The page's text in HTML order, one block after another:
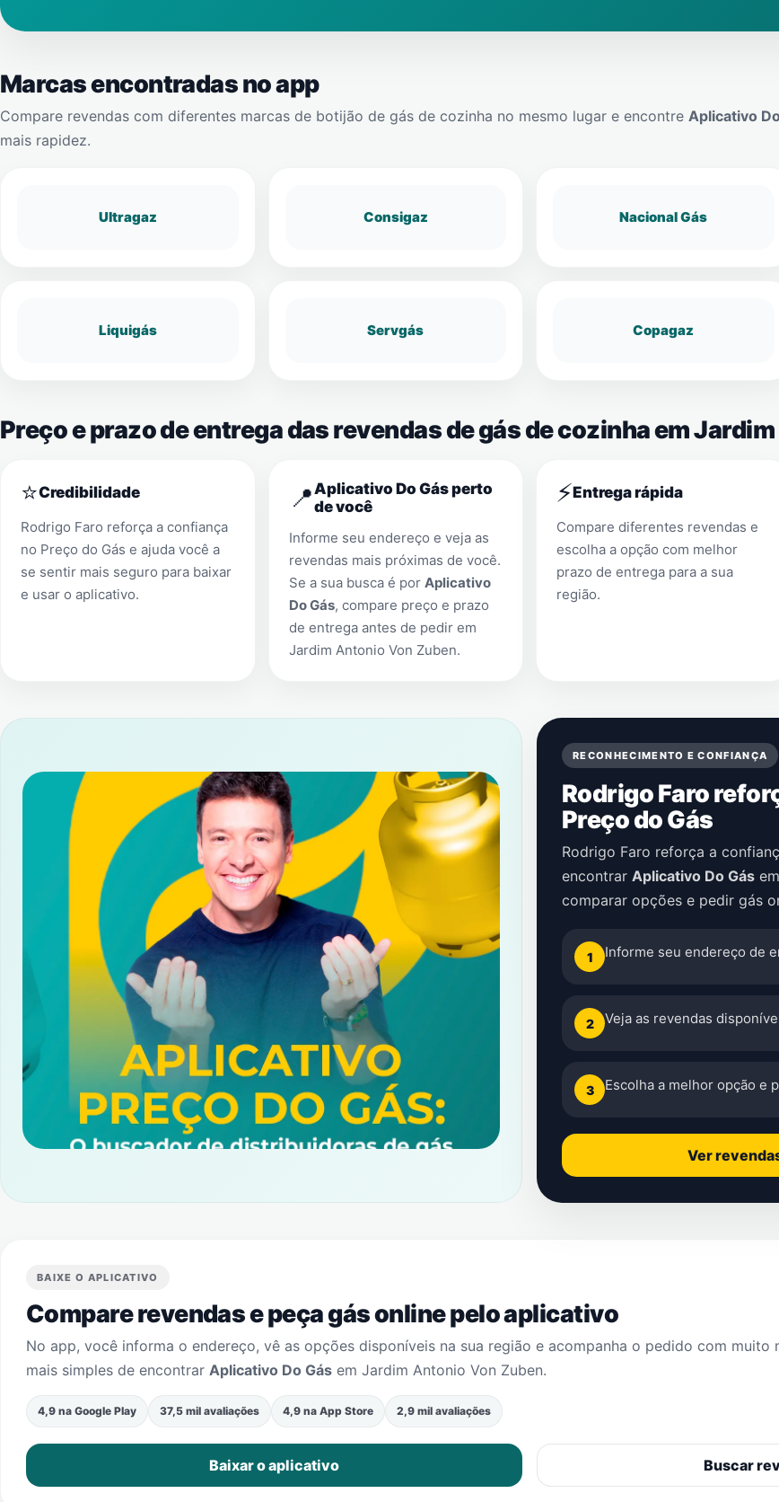
Marcas encontradas no app
Compare revendas com diferentes marcas de botijão de gás de cozinha no mesmo lugar e encontre Aplicativo
mais rapidez.
Ultragaz Consigaz Nacional Gás
Liquigás Servgás Copagaz
Preço e prazo de entrega das revendas de gás de cozinha em
⭐Credibilidade
Rodrigo Faro reforça a confiança
no Preço do Gás e ajuda você a
se sentir mais seguro para baixar
e usar o aplicativo.
📍Aplicativo Do Gás perto
de você
Informe seu endereço e veja as
revendas mais próximas de você.
Se a sua busca é por Aplicativo
Do Gás, compare preço e prazo
de entrega antes de pedir em
Jardim Antonio Von Zuben.
⚡Entrega rápida
Compare diferentes revendas e
escolha a opção com melhor
prazo de entrega para a sua
região.
RECONHECIMENTO E CONFIANÇA
Rodrigo Faro
Preço do Gás
Rodrigo Faro reforça a
encontrar Aplicativo Do Gás em
comparar opções e pedir gás
1 Informe seu endereço de
2 Veja as revendas
3 Escolha a melhor opção e
Ver
BAIXE O APLICATIVO
Compare revendas e peça gás online pelo aplicativo
No app, você informa o endereço, vê as opções disponíveis na sua região e acompanha o pedido com muito
mais simples de encontrar Aplicativo Do Gás em Jardim Antonio Von Zuben.
4,9 na Google Play 37,5 mil avaliações 4,9 na App Store 2,9 mil avaliações
Baixar o aplicativo Buscar